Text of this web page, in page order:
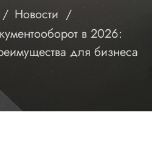
Новости
в 2026:
для бизнеса